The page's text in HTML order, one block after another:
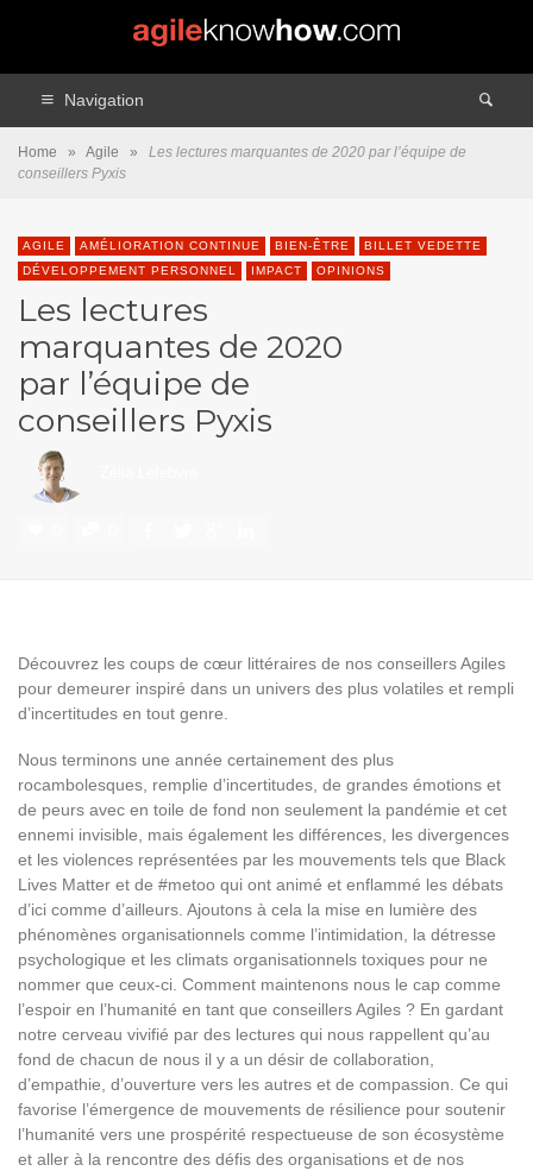
Navigation
Home » Agile »
Les lectures marquantes de 2020 par l’équipe de
conseillers Pyxis
AGILE AMÉLIORATION CONTINUE BIEN-ÊTRE
BILLET VEDETTE
DÉVELOPPEMENT PERSONNEL
IMPACT OPINIONS
Les lectures
marquantes de 2020
par l’équipe de
conseillers Pyxis
Découvrez les coups de cœur littéraires de nos conseillers Agiles
pour demeurer inspiré dans un univers des plus volatiles et rempli
d’incertitudes en tout genre.
Nous terminons une année certainement des plus
rocambolesques, remplie d’incertitudes, de grandes émotions et
de peurs avec en toile de fond non seulement la pandémie et cet
ennemi invisible, mais également les différences, les divergences
et les violences représentées par les mouvements tels que Black
Lives Matter et de #metoo qui ont animé et enflammé les débats
d’ici comme d’ailleurs. Ajoutons à cela la mise en lumière des
phénomènes organisationnels comme l’intimidation, la détresse
psychologique et les climats organisationnels toxiques pour ne
nommer que ceux-ci. Comment maintenons nous le cap comme
l’espoir en l’humanité en tant que conseillers Agiles ? En gardant
notre cerveau vivifié par des lectures qui nous rappellent qu’au
fond de chacun de nous il y a un désir de collaboration,
d’empathie, d’ouverture vers les autres et de compassion. Ce qui
favorise l’émergence de mouvements de résilience pour soutenir
l’humanité vers une prospérité respectueuse de son écosystème
et aller à la rencontre des défis des organisations et de nos